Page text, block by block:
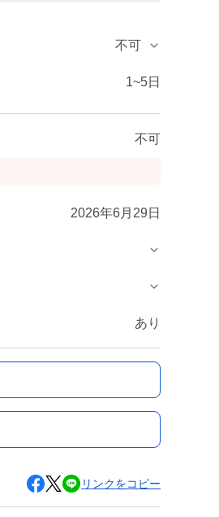
不可
1~5日
不可
2026年6月29日
あり
リンクをコピー